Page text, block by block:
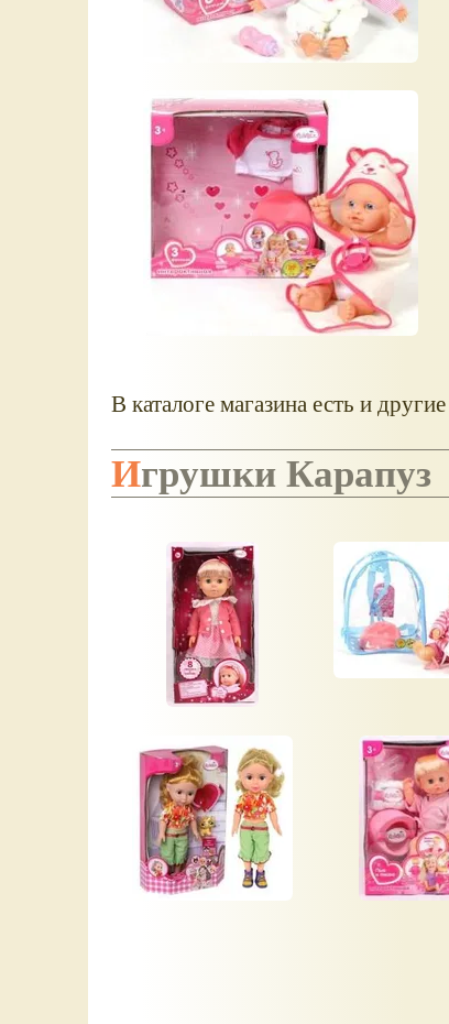
В каталоге магазина есть и
Игрушки Карапуз